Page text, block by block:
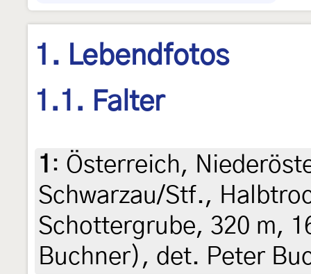
1. Lebendfotos
1.1. Falter
1 : Österreich,
Schwarzau/Stf.,
Schottergrube, 320 m,
Buchner), det. Peter